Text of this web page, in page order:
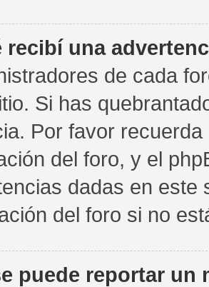
recibí una
de cada
Si has
Por favor
del foro, y el
dadas en este
del foro si no
puede reportar un